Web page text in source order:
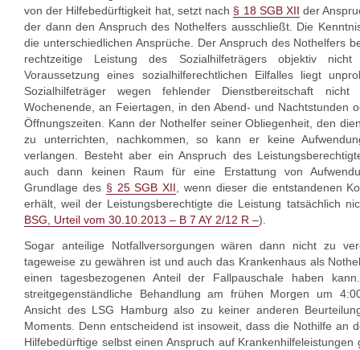
von der Hilfebedürftigkeit hat, setzt nach § 18 SGB XII der
der dann den Anspruch des Nothelfers ausschließt. Die
die unterschiedlichen Ansprüche. Der Anspruch des Nothelfers
rechtzeitige Leistung des Sozialhilfeträgers objektiv
Voraussetzung eines sozialhilferechtlichen Eilfalles liegt
Sozialhilfeträger wegen fehlender Dienstbereitschaft
Wochenende, an Feiertagen, in den Abend- und Nachtstunden
Öffnungszeiten. Kann der Nothelfer seiner Obliegenheit, den
zu unterrichten, nachkommen, so kann er keine
verlangen. Besteht aber ein Anspruch des
auch dann keinen Raum für eine Erstattung von
Grundlage des § 25 SGB XII , wenn dieser die entstandenen
erhält, weil der Leistungsberechtigte die Leistung tatsächlich
BSG, Urteil vom 30.10.2013 – B 7 AY 2/12 R –).
Sogar anteilige Notfallversorgungen wären dann nicht zu
tageweise zu gewähren ist und auch das Krankenhaus als
einen tagesbezogenen Anteil der Fallpauschale haben
streitgegenständliche Behandlung am frühen Morgen um
Ansicht des LSG Hamburg also zu keiner anderen
Moments. Denn entscheidend ist insoweit, dass die Nothilfe an
Hilfebedürftige selbst einen Anspruch auf